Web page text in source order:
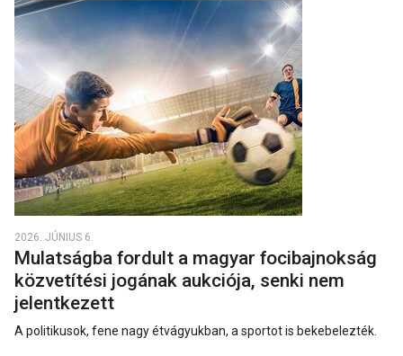
2026. JÚNIUS 6.
Mulatságba fordult a magyar focibajnokság
közvetítési jogának aukciója, senki nem
jelentkezett
A politikusok, fene nagy étvágyukban, a sportot is bekebelezték.